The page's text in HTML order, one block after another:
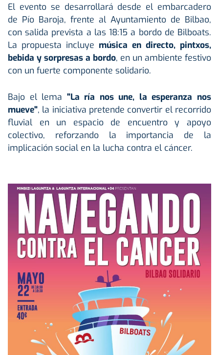
El evento se desarrollará desde el embarcadero
de Pío Baroja, frente al Ayuntamiento de Bilbao,
con salida prevista a las 18:15 a bordo de Bilboats.
La propuesta incluye música en directo, pintxos,
bebida y sorpresas a bordo, en un ambiente festivo
con un fuerte componente solidario.
Bajo el lema "La ría nos une, la esperanza nos
mueve", la iniciativa pretende convertir el recorrido
fluvial en un espacio de encuentro y apoyo
colectivo, reforzando la importancia de la
implicación social en la lucha contra el cáncer.